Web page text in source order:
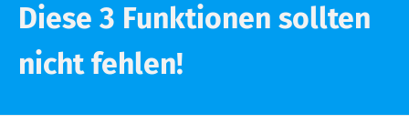
Diese 3 Funktionen sollten
nicht fehlen!